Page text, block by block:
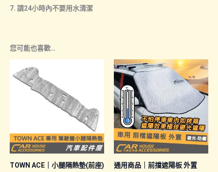
7. 請24小時內不要用水清潔
您可能也喜歡…
TOWN ACE｜小腿隔熱墊(前座)
通用商品｜前擋遮陽板 外置